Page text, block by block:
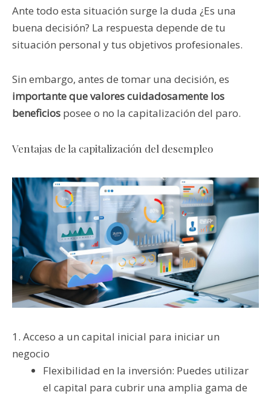
Ante todo esta situación surge la duda ¿Es una
buena decisión? La respuesta depende de tu
situación personal y tus objetivos profesionales.
Sin embargo, antes de tomar una decisión, es
importante que valores cuidadosamente los
beneficios posee o no la capitalización del paro.
Ventajas de la capitalización del desempleo
1. Acceso a un capital inicial para iniciar un
negocio
Flexibilidad en la inversión: Puedes utilizar
el capital para cubrir una amplia gama de